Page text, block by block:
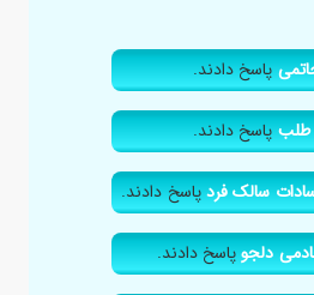
پاسخ دادند.
طلبپاسخ دادند.
سالک فردپاسخ دادند.
دلجوپاسخ دادند.